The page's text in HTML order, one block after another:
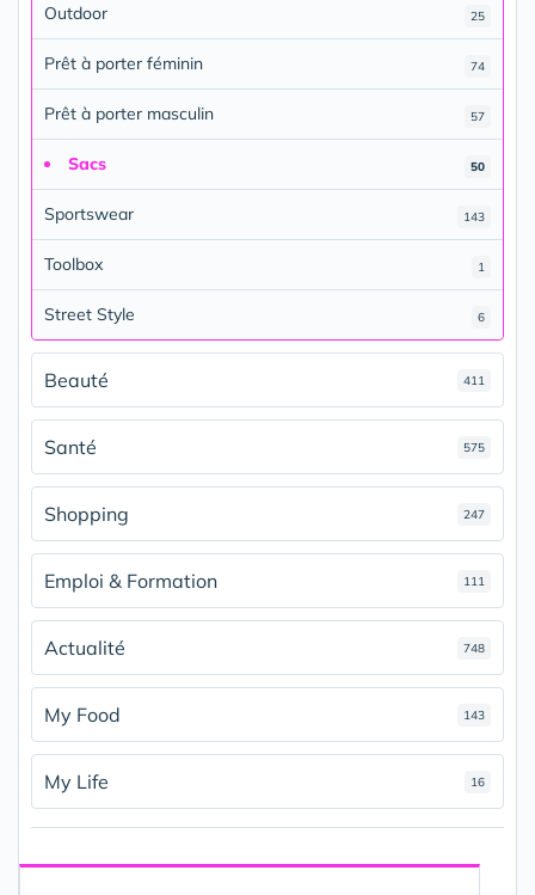
Outdoor 25
Prêt à porter féminin 74
Prêt à porter masculin 57
Sacs 50
Sportswear 143
Toolbox 1
Street Style 6
Beauté 411
Santé 575
Shopping 247
Emploi & Formation 111
Actualité 748
My Food 143
My Life 16